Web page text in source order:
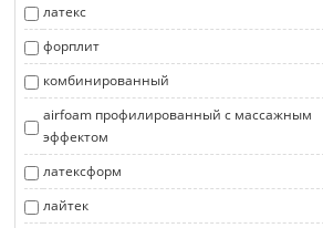
латекс
форплит
комбинированный
airfoam профилированный с массажным
эффектом
латексформ
лайтек